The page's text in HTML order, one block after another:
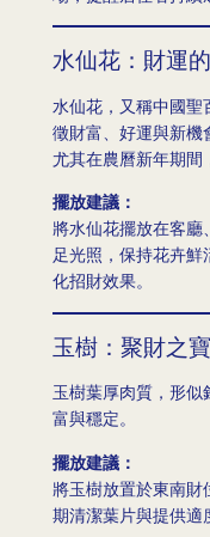
水仙花：財運
水仙花，又稱中國聖
徵財富、好運與新機
尤其在農曆新年期間
擺放建議：
將水仙花擺放在客廳
足光照，保持花卉
化招財效果。
玉樹：聚財之寶
玉樹葉厚肉質，形
富與穩定。
擺放建議：
將玉樹放置於東南財
期清潔葉片與提供適